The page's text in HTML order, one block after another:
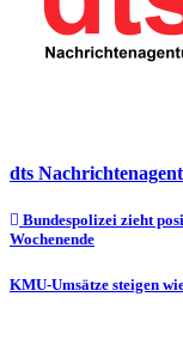
dts
Bundespolizei zieht
Wochenende
KMU-Umsätze steigen